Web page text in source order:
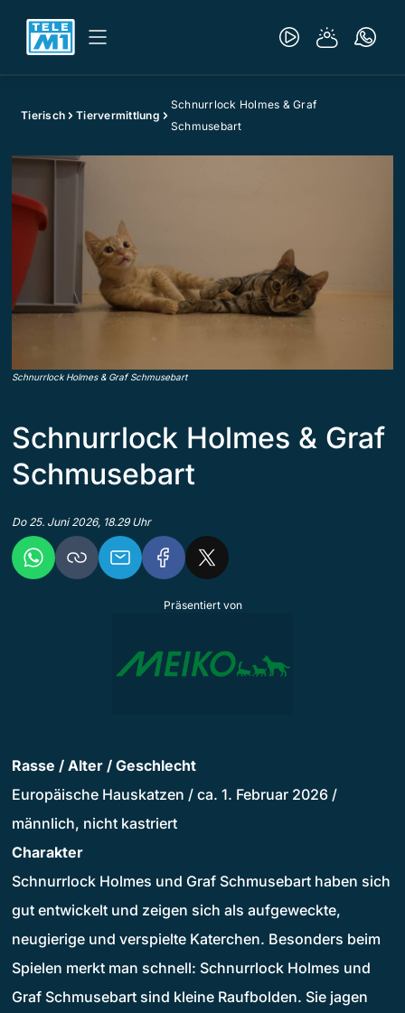
Tierisch Tiervermittlung
Schnurrlock Holmes & Graf
Schmusebart
Schnurrlock Holmes & Graf Schmusebart
Schnurrlock Holmes & Graf
Schmusebart
Do 25. Juni 2026, 18.29 Uhr
Präsentiert von
Rasse / Alter / Geschlecht
Europäische Hauskatzen / ca. 1. Februar 2026 /
männlich, nicht kastriert
Charakter
Schnurrlock Holmes und Graf Schmusebart haben sich
gut entwickelt und zeigen sich als aufgeweckte,
neugierige und verspielte Katerchen. Besonders beim
Spielen merkt man schnell: Schnurrlock Holmes und
Graf Schmusebart sind kleine Raufbolden. Sie jagen